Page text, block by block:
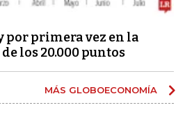
por primera vez en la
los 20.000 puntos
MÁS GLOBOECONOMÍA